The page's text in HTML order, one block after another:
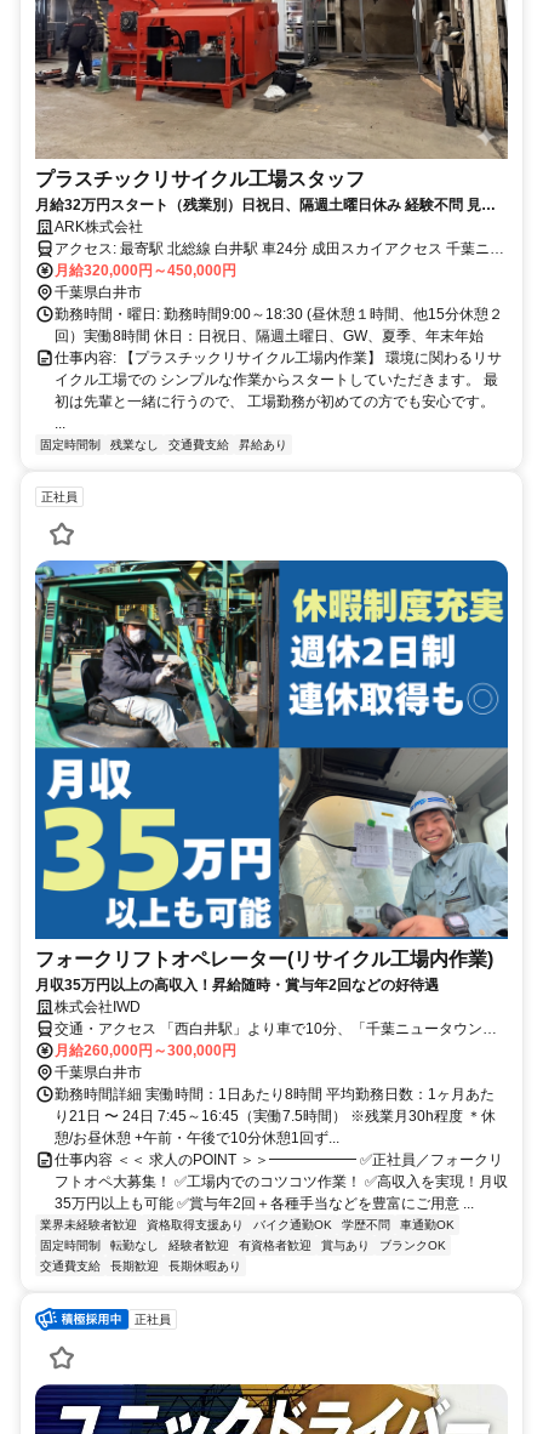
プラスチックリサイクル工場スタッフ
月給32万円スタート（残業別）日祝日、隔週土曜日休み 経験不問 見学
のみOKです
ARK株式会社
アクセス: 最寄駅 北総線 白井駅 車24分 成田スカイアクセス 千葉ニュ
ータウン中央駅 車24分
月給320,000円～450,000円
千葉県白井市
勤務時間・曜日: 勤務時間9:00～18:30 (昼休憩１時間、他15分休憩２
回）実働8時間 休日：日祝日、隔週土曜日、GW、夏季、年末年始
仕事内容: 【プラスチックリサイクル工場内作業】 環境に関わるリサ
イクル工場での シンプルな作業からスタートしていただきます。 最
初は先輩と一緒に行うので、 工場勤務が初めての方でも安心です。
...
固定時間制 残業なし 交通費支給 昇給あり
正社員
フォークリフトオペレーター(リサイクル工場内作業)
月収35万円以上の高収入！昇給随時・賞与年2回などの好待遇
株式会社IWD
交通・アクセス 「西白井駅」より車で10分、「千葉ニュータウン中
央駅」より車で12分（千葉工場）
月給260,000円～300,000円
千葉県白井市
勤務時間詳細 実働時間：1日あたり8時間 平均勤務日数：1ヶ月あた
り21日 〜 24日 7:45～16:45（実働7.5時間） ※残業月30h程度 ＊休
憩/お昼休憩 +午前・午後で10分休憩1回ず...
仕事内容 ＜＜ 求人のPOINT ＞＞━━━━━━ ✅正社員／フォークリ
フトオペ大募集！ ✅工場内でのコツコツ作業！ ✅高収入を実現！月収
35万円以上も可能 ✅賞与年2回＋各種手当などを豊富にご用意 ...
業界未経験者歓迎 資格取得支援あり バイク通勤OK 学歴不問
車通勤OK
固定時間制
転勤なし 経験者歓迎 有資格者歓迎 賞与あり
ブランクOK
交通費支給
長期歓迎 長期休暇あり
正社員